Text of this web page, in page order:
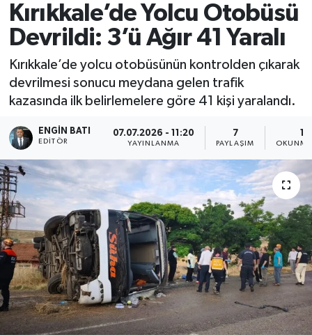
Kırıkkale’de Yolcu Otobüsü
Devrildi: 3’ü Ağır 41 Yaralı
Kırıkkale’de yolcu otobüsünün kontrolden çıkarak
devrilmesi sonucu meydana gelen trafik
kazasında ilk belirlemelere göre 41 kişi yaralandı.
ENGIN BATI
EDITÖR
07.07.2026 - 11:20
YAYINLANMA
7
PAYLAŞIM
1
Tüm Manşetler
Haber Arşivi